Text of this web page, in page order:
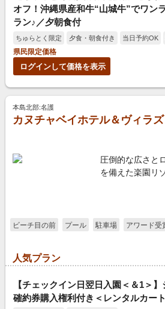
オフ！沖縄県産和牛“山城牛”でワン
ラン♪／夕朝食付
ちゅらとく限定 夕食・朝食付き 当日予約OK
県民限定価格
ログインして価格を表示
本島北部:名護
カヌチャベイホテル＆ヴィラズ
圧倒的な広さと
を備えた楽園リ
ビーチ目の前 プール 駐車場 アワード受
人気プラン
【チェックイン日翌日入園＜＆1＞
確約券購入権利付き＜レンタルカー